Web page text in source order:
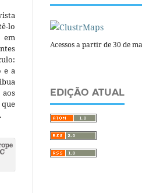
lo
em
e a
Acessos a partir de 30 de
EDIÇÃO ATUAL